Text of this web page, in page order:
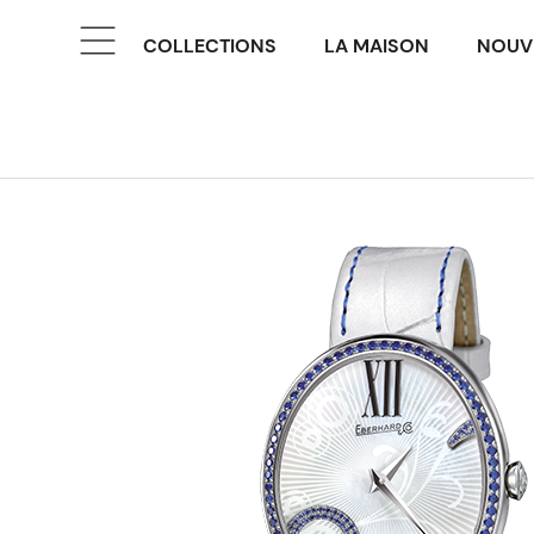
COLLECTIONS LA MAISON